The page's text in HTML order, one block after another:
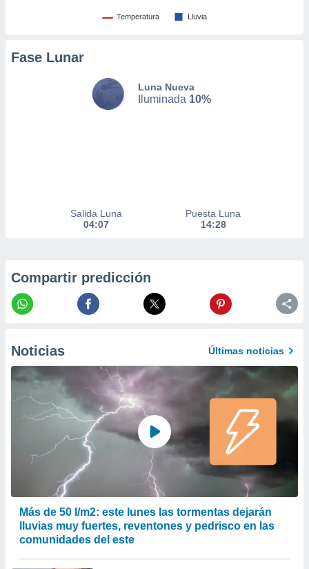
u
datos
en
en
un
o acceder
datos
Temperatura Lluvia
Fase Lunar
Luna Nueva
Iluminada 10%
Salida Luna
04:07
Puesta Luna
14:28
Compartir predicción
Noticias Últimas noticias
Más de 50 l/m2: este lunes las tormentas dejarán
lluvias muy fuertes, reventones y pedrisco en las
comunidades del este